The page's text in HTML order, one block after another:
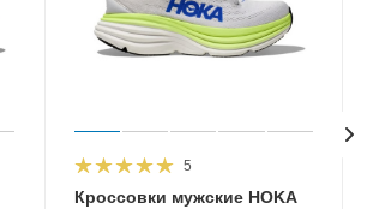
5
Кроссовки мужские HOKA